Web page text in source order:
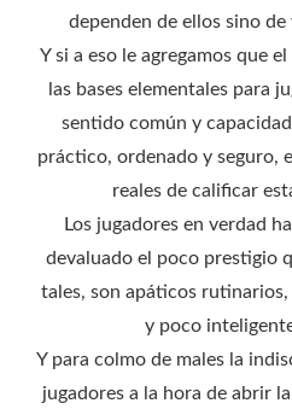
dependen de ellos sino
Y si a eso le agregamos que
las bases elementales para
sentido común y
práctico, ordenado y seguro,
reales de calificar
Los jugadores en verdad
devaluado el poco prestigio
tales, son apáticos
y poco
Y para colmo de males la
jugadores a la hora de abrir